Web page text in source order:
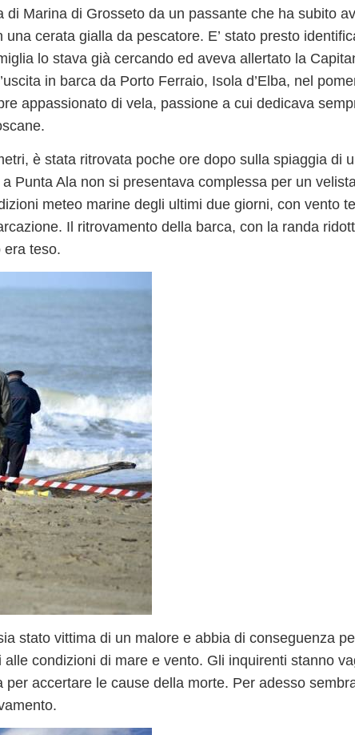
di Marina di Grosseto da un passante che ha subito
cerata gialla da pescatore. E’ stato presto
lo stava già cercando ed aveva allertato la
in barca da Porto Ferraio, Isola d’Elba, nel
appassionato di vela, passione a cui dedicava
, è stata ritrovata poche ore dopo sulla spiaggia di
Punta Ala non si presentava complessa per un
meteo marine degli ultimi due giorni, con vento
Il ritrovamento della barca, con la randa
era teso.
stato vittima di un malore e abbia di conseguenza
alle condizioni di mare e vento. Gli inquirenti stanno
accertare le cause della morte. Per adesso